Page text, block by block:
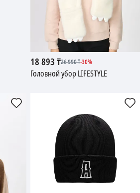
18 893₸26 990₸-30%
Головной убор LIFESTYLE